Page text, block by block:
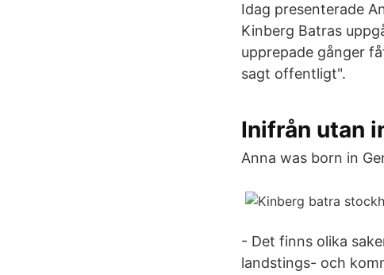
Idag presenterade
Kinberg Batras
upprepade gånger
sagt offentligt".
Inifrån utan
Anna was born in
- Det finns olika
landstings- och